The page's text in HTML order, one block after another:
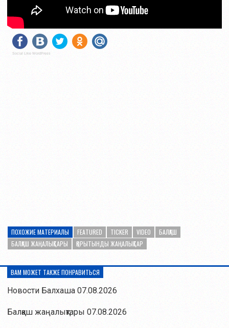
Social Like WordPress
ПОХОЖИЕ МАТЕРИАЛЫ FEATURED TICKER VIDEO
БАЛҚАШ
БАЛҚАШ ЖАҢАЛЫҚТАРЫ
ҚОРЫТЫНДЫ ЖАҢАЛЫҚТАР
ВАМ МОЖЕТ ТАКЖЕ ПОНРАВИТЬСЯ
Новости Балхаша 07.08.2026
Балқаш жаңалықтары 07.08.2026